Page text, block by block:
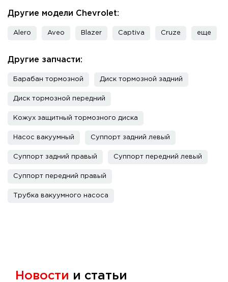
Другие модели Chevrolet:
Alero Aveo Blazer Captiva Cruze еще
Другие запчасти:
Барабан тормозной Диск тормозной задний
Диск тормозной передний
Кожух защитный тормозного диска
Насос вакуумный Суппорт задний левый
Суппорт задний правый Суппорт передний левый
Суппорт передний правый
Трубка вакуумного насоса
Новости и статьи